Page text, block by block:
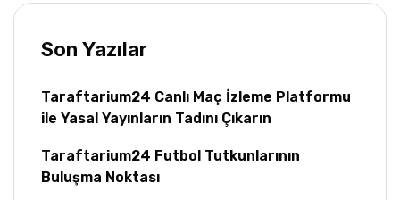
Son Yazılar
Taraftarium24 Canlı Maç İzleme Platformu
ile Yasal Yayınların Tadını Çıkarın
Taraftarium24 Futbol Tutkunlarının
Buluşma Noktası